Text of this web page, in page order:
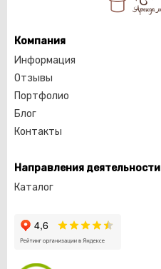
Компания
Информация
Отзывы
Портфолио
Блог
Контакты
Направления деятельности
Каталог